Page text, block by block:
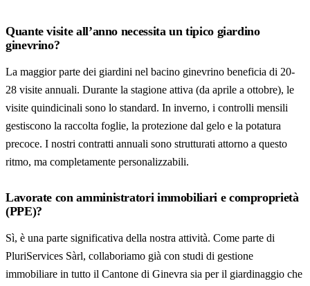
Quante visite all’anno necessita un tipico giardino
ginevrino?
La maggior parte dei giardini nel bacino ginevrino beneficia di 20-
28 visite annuali. Durante la stagione attiva (da aprile a ottobre), le
visite quindicinali sono lo standard. In inverno, i controlli mensili
gestiscono la raccolta foglie, la protezione dal gelo e la potatura
precoce. I nostri contratti annuali sono strutturati attorno a questo
ritmo, ma completamente personalizzabili.
Lavorate con amministratori immobiliari e comproprietà
(PPE)?
Sì, è una parte significativa della nostra attività. Come parte di
PluriServices Sàrl, collaboriamo già con studi di gestione
immobiliare in tutto il Cantone di Ginevra sia per il giardinaggio che